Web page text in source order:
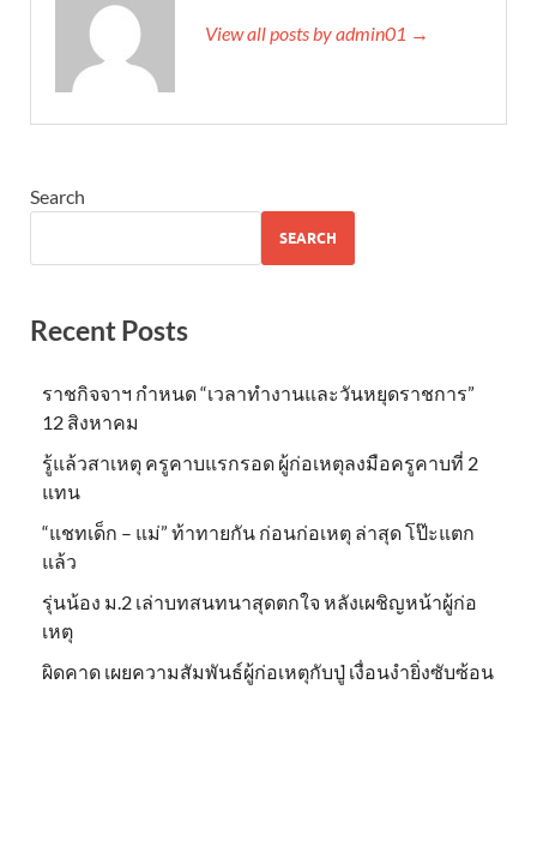
View all posts by admin01 →
Search
SEARCH
Recent Posts
ราชกิจจาฯ กำหนด “เวลาทำงานและวันหยุดราชการ”
12 สิงหาคม
รู้แล้วสาเหตุ ครูคาบแรกรอด ผู้ก่อเหตุลงมือครูคาบที่ 2
แทน
“แชทเด็ก – แม่” ท้าทายกัน ก่อนก่อเหตุ ล่าสุด โป๊ะแตก
แล้ว
รุ่นน้อง ม.2 เล่าบทสนทนาสุดตกใจ หลังเผชิญหน้าผู้ก่อ
เหตุ
ผิดคาด เผยความสัมพันธ์ผู้ก่อเหตุกับปู่ เงื่อนงำยิ่งซับซ้อน